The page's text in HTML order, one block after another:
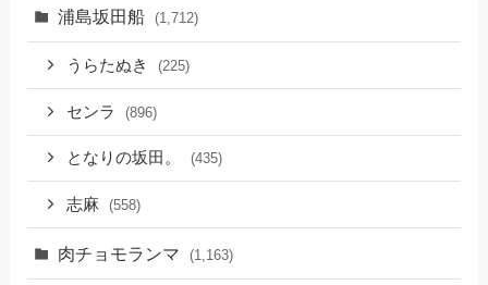
浦島坂田船 (1,712)
うらたぬき (225)
センラ (896)
となりの坂田。 (435)
志麻 (558)
肉チョモランマ (1,163)